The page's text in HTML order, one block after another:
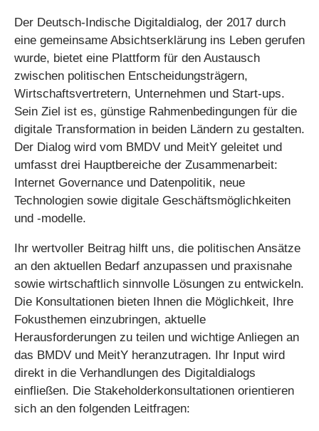
Der Deutsch-Indische Digitaldialog, der 2017 durch
eine gemeinsame Absichtserklärung ins Leben gerufen
wurde, bietet eine Plattform für den Austausch
zwischen politischen Entscheidungsträgern,
Wirtschaftsvertretern, Unternehmen und Start-ups.
Sein Ziel ist es, günstige Rahmenbedingungen für die
digitale Transformation in beiden Ländern zu gestalten.
Der Dialog wird vom BMDV und MeitY geleitet und
umfasst drei Hauptbereiche der Zusammenarbeit:
Internet Governance und Datenpolitik, neue
Technologien sowie digitale Geschäftsmöglichkeiten
und -modelle.
Ihr wertvoller Beitrag hilft uns, die politischen Ansätze
an den aktuellen Bedarf anzupassen und praxisnahe
sowie wirtschaftlich sinnvolle Lösungen zu entwickeln.
Die Konsultationen bieten Ihnen die Möglichkeit, Ihre
Fokusthemen einzubringen, aktuelle
Herausforderungen zu teilen und wichtige Anliegen an
das BMDV und MeitY heranzutragen. Ihr Input wird
direkt in die Verhandlungen des Digitaldialogs
einfließen. Die Stakeholderkonsultationen orientieren
sich an den folgenden Leitfragen: